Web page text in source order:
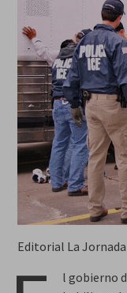
Editorial La Jornada
l gobierno